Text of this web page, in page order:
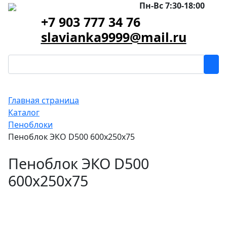
Пн-Вс 7:30-18:00
+7 903 777 34 76
slavianka9999@mail.ru
Главная страница
Каталог
Пеноблоки
Пеноблок ЭКО D500 600х250х75
Пеноблок ЭКО D500
600х250х75